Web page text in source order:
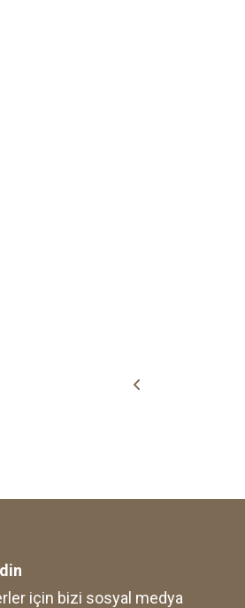
için bizi sosyal medya